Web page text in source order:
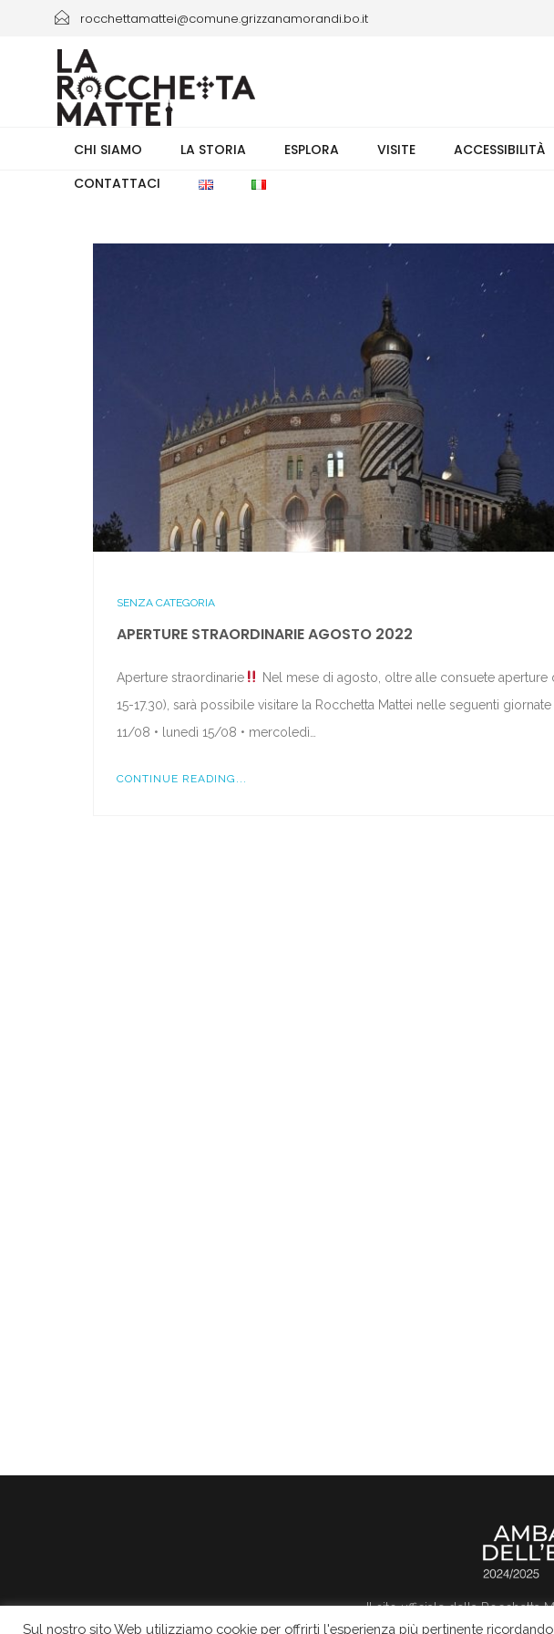
rocchettamattei@comune.grizzanamorandi.bo.it
+39 3661433941/+39 051 6730335 orario 8.00-13.30 (weekend +39 351
CHI SIAMO LA STORIA ESPLORA VISITE ACCESSIBILITÀ
CONTATTACI
SENZA CATEGORIA
APERTURE STRAORDINARIE AGOSTO 2022
Aperture straordinarie
Nel mese di agosto, oltre alle consuete
15-17.30), sarà possibile visitare la Rocchetta Mattei nelle seguenti
11/08 • lunedì 15/08 • mercoledì…
CONTINUE READING...
Il sito ufficiale della Rocchetta
Sul nostro sito Web utilizziamo cookie per offrirti l'esperienza più pertinente